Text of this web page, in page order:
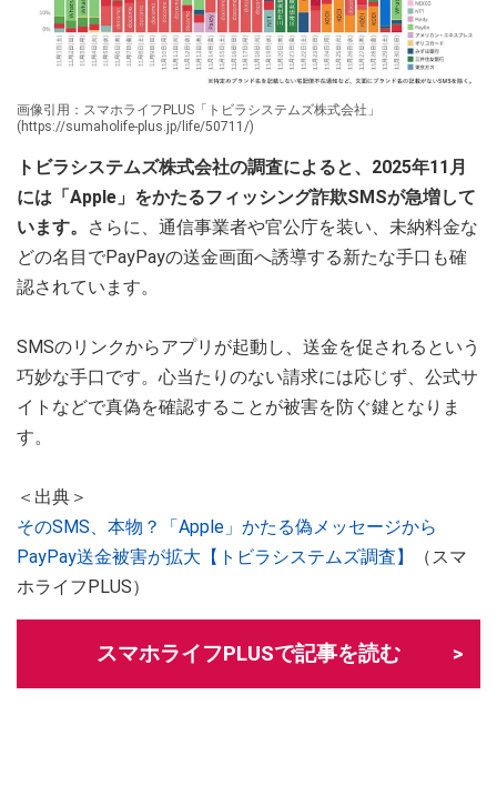
画像引用：スマホライフPLUS「トビラシステムズ株式会社」
(https://sumaholife-plus.jp/life/50711/)
トビラシステムズ株式会社の調査によると、2025年11月
には「Apple」をかたるフィッシング詐欺SMSが急増して
います。
さらに、通信事業者や官公庁を装い、未納料金な
どの名目でPayPayの送金画面へ誘導する新たな手口も確
認されています。
SMSのリンクからアプリが起動し、送金を促されるという
巧妙な手口です。心当たりのない請求には応じず、公式サ
イトなどで真偽を確認することが被害を防ぐ鍵となりま
す。
＜出典＞
そのSMS、本物？「Apple」かたる偽メッセージから
PayPay送金被害が拡大【トビラシステムズ調査】
（スマ
ホライフPLUS）
スマホライフPLUSで記事を読む